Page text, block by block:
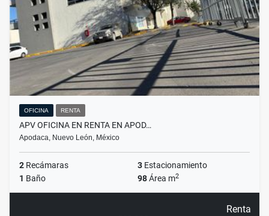
OFICINA RENTA
APV OFICINA EN RENTA EN APOD…
Apodaca, Nuevo León, México
2 Recámaras 3 Estacionamiento
1 Baño 98Área m2
Renta